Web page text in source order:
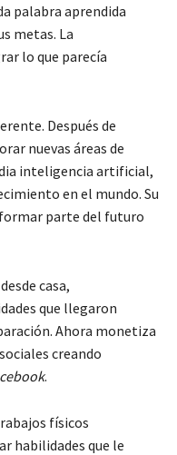
palabra aprendida
metas. La
lo que parecía
Después de
nuevas áreas de
inteligencia artificial,
en el mundo. Su
parte del futuro
casa,
que llegaron
Ahora monetiza
creando
.
físicos
habilidades que le